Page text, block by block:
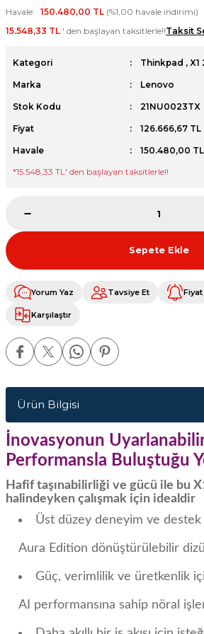
Havale 150.480,00 TL (%1,00 havale indirimi)
15.548,33 TL ' den başlayan taksitlerle!!Taksit
Kategori Thinkpad , X1
Marka Lenovo
Stok Kodu 21NU0023TX
Fiyat 126.666,67 TL
Havale 150.480,00 TL
*15.548,33 TL' den başlayan taksitlerle!!
Sepete Ekle
Yorum Yaz Tavsiye Et Fiyat
Karşılaştır
Ürün Bilgisi
İnovasyonun
Performansla Buluştuğu
Hafif taşınabilirliği ve gücü ile bu
halindeyken çalışmak için idealdir
Üst düzey deneyim ve
Aura Edition dönüştürülebilir
Güç, verimlilik ve üretkenlik
AI performansına sahip nöral